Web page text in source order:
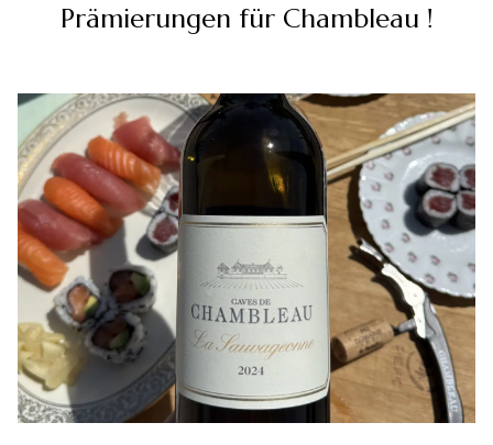
Prämierungen für Chambleau !